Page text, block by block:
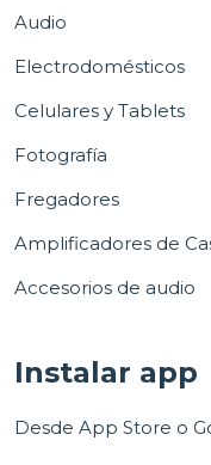
Audio
Electrodomésticos
Celulares y Tablets
Fotografía
Fregadores
Amplificadores de
Accesorios de audio
Instalar app
Desde App Store o